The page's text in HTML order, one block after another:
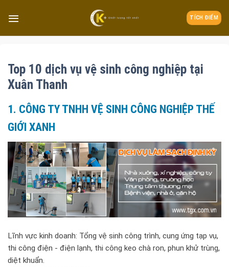
TÍCH ĐIỂM
Top 10 dịch vụ vệ sinh công nghiệp tại
Xuân Thanh
1. CÔNG TY TNHH VỆ SINH CÔNG NGHIỆP THẾ
GIỚI XANH
Lĩnh vực kinh doanh: Tổng vệ sinh công trình, cung ứng tạp vụ,
thi công điện - điện lạnh, thi công keo chà ron, phun khử trùng,
diệt khuẩn.